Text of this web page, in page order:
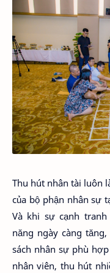
Thu hút nhân tài luôn
của bộ phận nhân sự
Và khi sự cạnh
năng ngày càng
sách nhân sự phù
nhân viên, thu hút